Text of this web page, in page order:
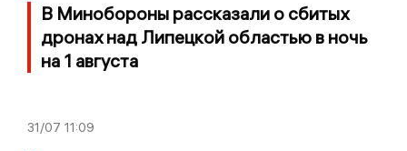
В Минобороны рассказали о сбитых
дронах над Липецкой областью в ночь
на 1 августа
31/07 11:09